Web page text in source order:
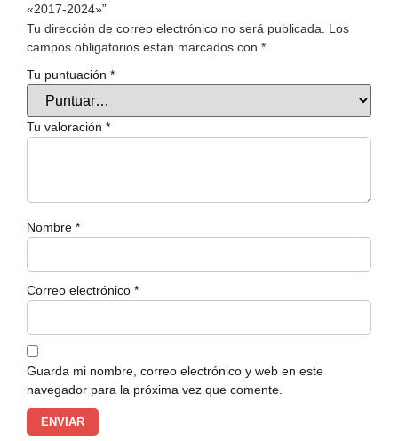
«2017-2024»”
Tu dirección de correo electrónico no será publicada.
Los
campos obligatorios están marcados con *
Tu puntuación *
Tu valoración *
Nombre *
Correo electrónico *
Guarda mi nombre, correo electrónico y web en este
navegador para la próxima vez que comente.